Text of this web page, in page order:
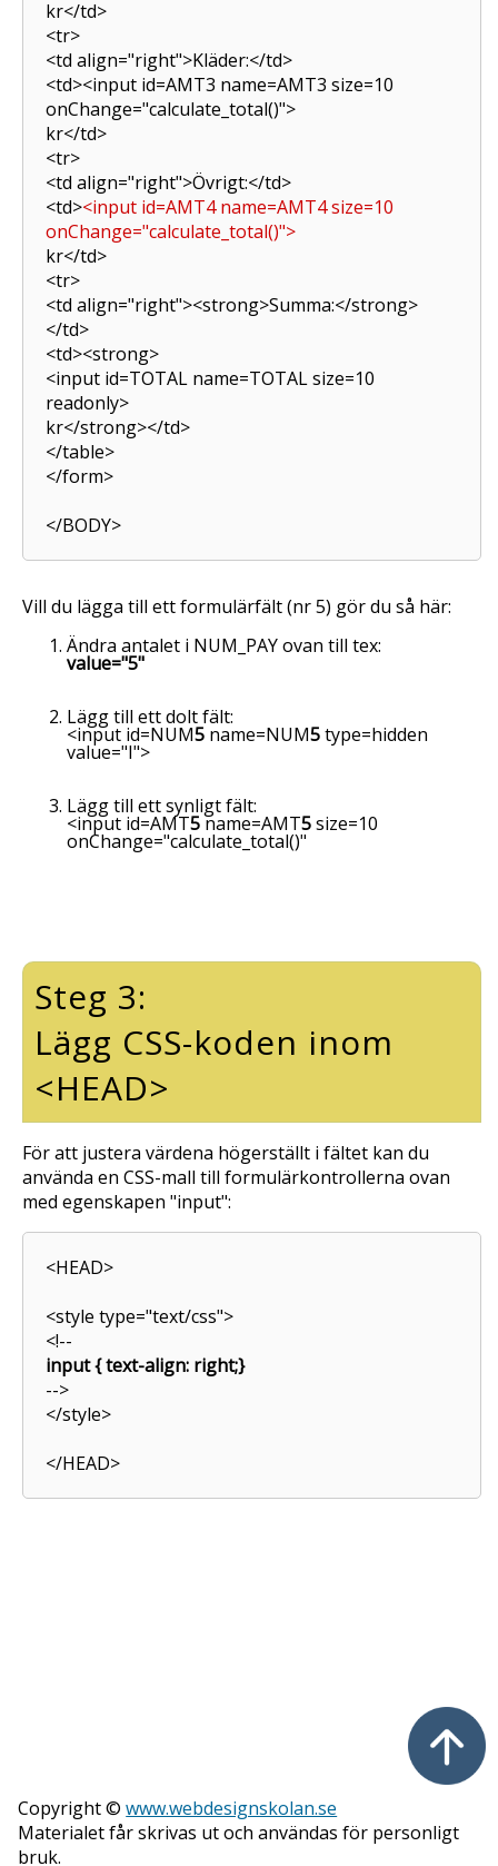
kr</td>
<tr>
<td align="right">Kläder:</td>
<td><input id=AMT3 name=AMT3 size=10
onChange="calculate_total()">
kr</td>
<tr>
<td align="right">Övrigt:</td>
<td><input id=AMT4 name=AMT4 size=10
onChange="calculate_total()">
kr</td>
<tr>
<td align="right"><strong>Summa:</strong>
</td>
<td><strong>
<input id=TOTAL name=TOTAL size=10
readonly>
kr</strong></td>
</table>
</form>
</BODY>
Vill du lägga till ett formulärfält (nr 5) gör du så här:
Ändra antalet i NUM_PAYovan till tex:
value="5"
Lägg till ett dolt fält:
<input id=NUM5name=NUM5type=hidden
value="I">
Lägg till ett synligt fält:
<input id=AMT5name=AMT5size=10
onChange="calculate_total()"
Steg 3:
Lägg CSS-koden inom
<HEAD>
För att justera värdena högerställt i fältet kan du
använda en CSS-mall till formulärkontrollerna ovan
med egenskapen "input":
<HEAD>
<style type="text/css">
<!--
input { text-align: right;}
-->
</style>
</HEAD>
Copyright ©www.webdesignskolan.se
Materialet får skrivas ut och användas för personligt
bruk.